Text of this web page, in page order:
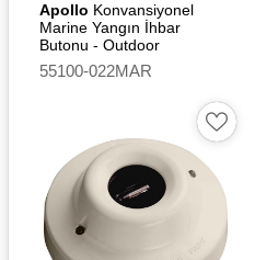
Apollo Konvansiyonel
Marine Yangın İhbar
Butonu - Outdoor
55100-022MAR